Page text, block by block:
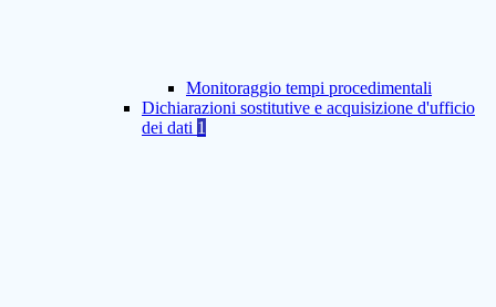
Monitoraggio tempi procedimentali
Dichiarazioni sostitutive e acquisizione d'ufficio
dei dati 1